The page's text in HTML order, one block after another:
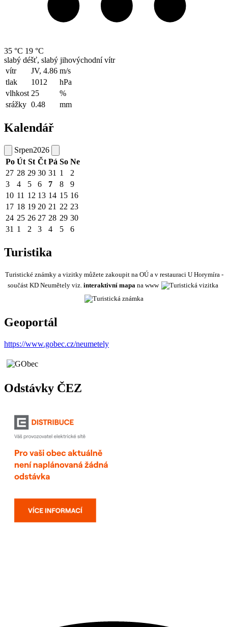
35 °C 19 °C
slabý déšť, slabý jihovýchodní vítr
vítr
JV, 4.86 m/s
tlak
1012
hPa
vlhkost 25
%
srážky 0.48 mm
Kalendář
Srpen2026
Po Út St Čt Pá So Ne
27 28 29 30 31 1
2
3
4 5 6 7 8
9
10 11 12 13 14 15 16
17 18 19 20 21 22 23
24 25 26 27 28 29 30
31 1 2 3 4 5 6
Turistika
Turistické známky a vizitky můžete zakoupit na OÚ a v restauraci U Horymíra -
součást KD Neumětely viz. interaktivní mapa na www
Geoportál
https://www.gobec.cz/neumetely
Odstávky ČEZ